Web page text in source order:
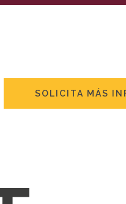
SOLICITA MÁS